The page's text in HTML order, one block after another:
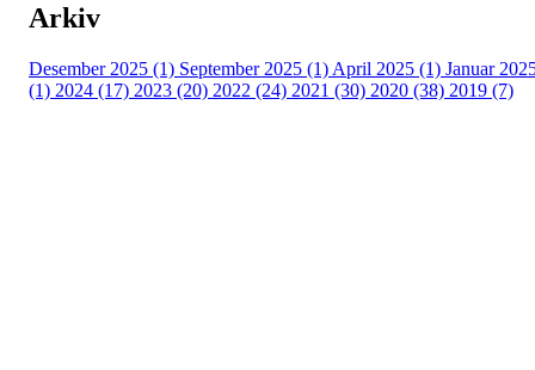
Arkiv
Desember 2025 (1) September 2025 (1) April 2025 (1) Januar
(1) 2024 (17) 2023 (20) 2022 (24) 2021 (30) 2020 (38) 2019 (7)